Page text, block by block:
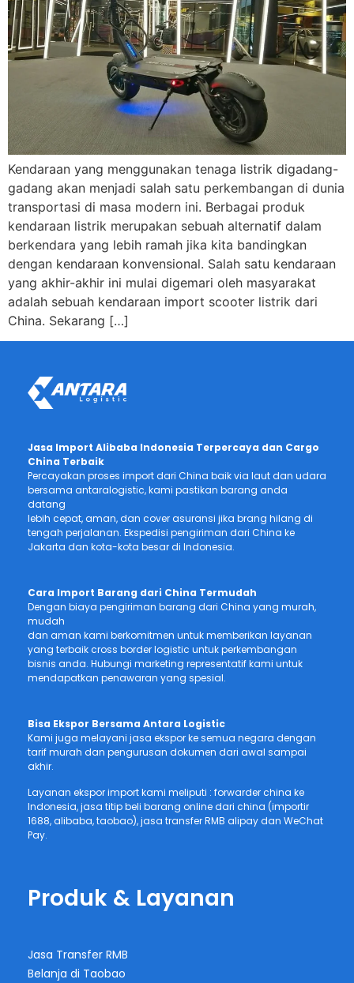
Kendaraan yang menggunakan tenaga listrik digadang-
gadang akan menjadi salah satu perkembangan di dunia
transportasi di masa modern ini. Berbagai produk
kendaraan listrik merupakan sebuah alternatif dalam
berkendara yang lebih ramah jika kita bandingkan
dengan kendaraan konvensional. Salah satu kendaraan
yang akhir-akhir ini mulai digemari oleh masyarakat
adalah sebuah kendaraan import scooter listrik dari
China. Sekarang […]
Jasa Import Alibaba Indonesia Terpercaya dan Cargo
China Terbaik
Percayakan proses import dari China baik via laut dan udara
bersama antaralogistic, kami pastikan barang anda
datang
lebih cepat, aman, dan cover asuransi jika brang hilang di
tengah perjalanan. Ekspedisi pengiriman dari China ke
Jakarta dan kota-kota besar di Indonesia.
Cara Import Barang dari China Termudah
Dengan biaya pengiriman barang dari China yang murah,
mudah
dan aman kami berkomitmen untuk memberikan layanan
yang terbaik cross border logistic untuk perkembangan
bisnis anda. Hubungi marketing representatif kami untuk
mendapatkan penawaran yang spesial.
Bisa Ekspor Bersama Antara Logistic
Kami juga melayani jasa ekspor ke semua negara dengan
tarif murah dan pengurusan dokumen dari awal sampai
akhir.
Layanan ekspor import kami meliputi : forwarder china ke
Indonesia, jasa titip beli barang online dari china (importir
1688, alibaba, taobao), jasa transfer RMB alipay dan WeChat
Pay.
Produk & Layanan
Jasa Transfer RMB
Belanja di Taobao